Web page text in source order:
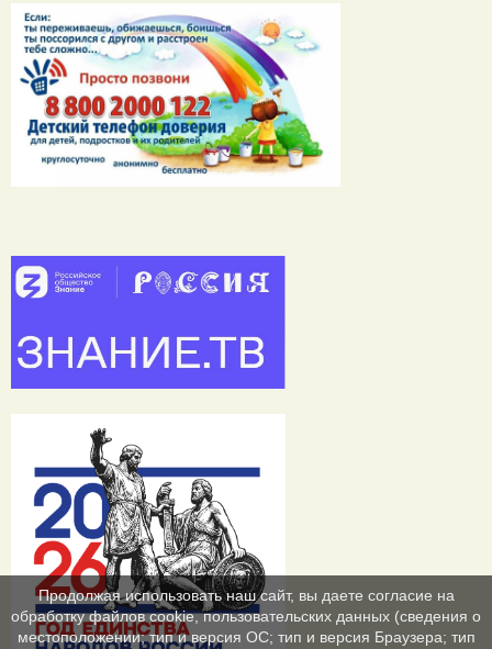
Продолжая использовать наш сайт, вы даете согласие на
обработку файлов cookie, пользовательских данных (сведения о
местоположении; тип и версия ОС; тип и версия Браузера; тип